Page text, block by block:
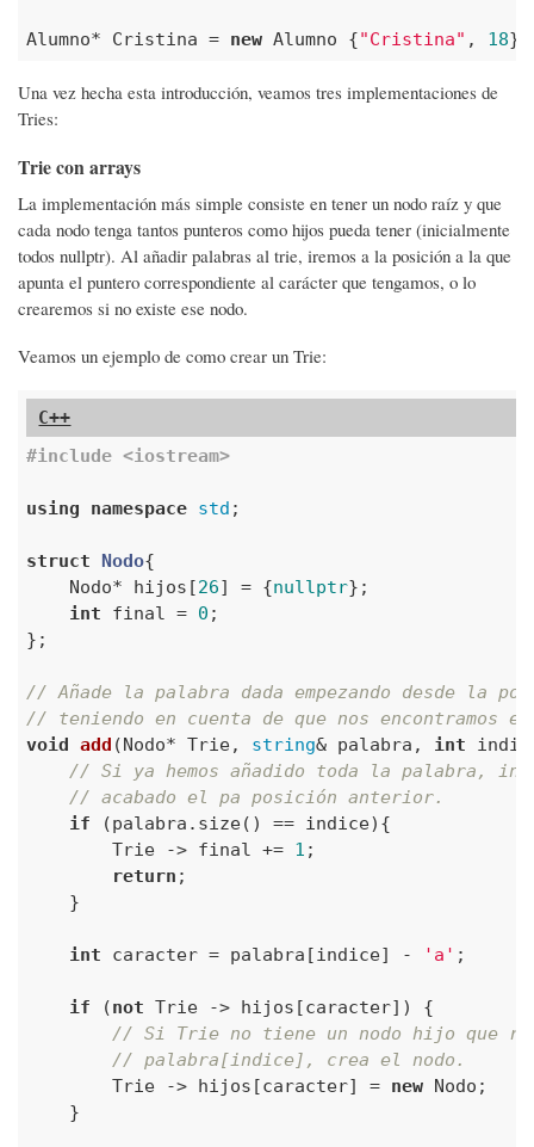
Alumno* Cristina = new Alumno {"Cristina" , 18};
Una vez hecha esta introducción, veamos tres implementaciones de
Tries:
Trie con arrays
La implementación más simple consiste en tener un nodo raíz y que
cada nodo tenga tantos punteros como hijos pueda tener (inicialmente
todos nullptr). Al añadir palabras al trie, iremos a la posición a la que
apunta el puntero correspondiente al carácter que tengamos, o lo
crearemos si no existe ese nodo.
Veamos un ejemplo de como crear un Trie:
#include <iostream>
using namespace std ;
struct Nodo{
    Nodo* hijos[
26] = {nullptr};
int final = 0 ;
};
// Añade la palabra dada empezando desde la
// teniendo en cuenta de que nos encontramos
void
add (Nodo* Trie, string& palabra, int
// Si ya hemos añadido toda la palabra,
// acabado el pa posición anterior.
if (palabra.size() == indice){
        Trie -> final +=
1 ;
return ;
    }
int caracter = palabra[indice] - 'a' ;
if (not Trie -> hijos[caracter]) {
// Si Trie no tiene un nodo hijo que
// palabra[indice], crea el nodo.
        Trie -> hijos[caracter] =
new Nodo;
    }